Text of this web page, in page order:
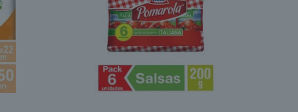
hasta su fecha de caducidad